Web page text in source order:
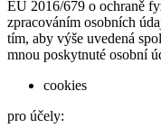
EU 2016/679 o ochraně
zpracováním osobních
tím, aby výše uvedená
mnou poskytnuté osobní
cookies
pro účely: